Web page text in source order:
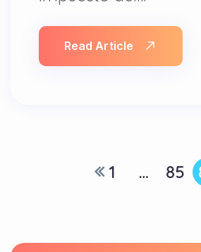
Read Article
1 … 85